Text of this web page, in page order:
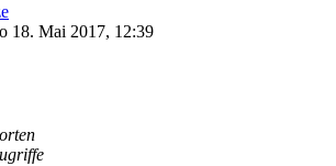
18. Mai 2017, 12:39